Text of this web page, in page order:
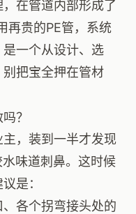
在管道内部形成了
再贵的PE管，系统
一个从设计、选
把宝全押在管材
？
，装到一半才发现
味道刺鼻。这时候
是：
各个拐弯接头处的